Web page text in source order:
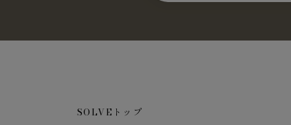
SOLVEトップ